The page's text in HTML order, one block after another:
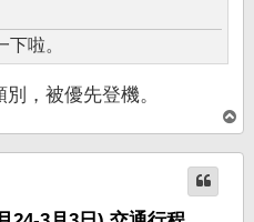
啦。
，被優先登機。
頂
端